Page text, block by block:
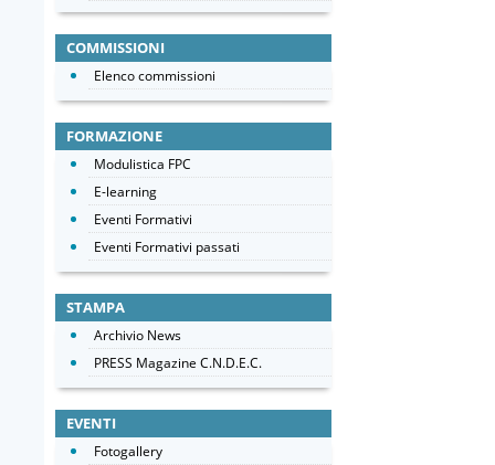
COMMISSIONI
Elenco commissioni
FORMAZIONE
Modulistica FPC
E-learning
Eventi Formativi
Eventi Formativi passati
STAMPA
Archivio News
PRESS Magazine C.N.D.E.C.
EVENTI
Fotogallery